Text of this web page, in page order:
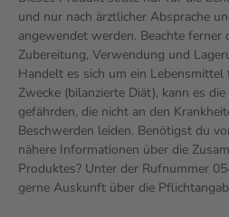
und nur nach ärztlicher Absprache
angewendet werden. Beachte ferner
Zubereitung, Verwendung und
Handelt es sich um ein Lebensmittel
Zwecke (bilanzierte Diät), kann es
gefährden, die nicht an den
Beschwerden leiden. Benötigst du
nähere Informationen über die
Produktes? Unter der Rufnummer
gerne Auskunft über die